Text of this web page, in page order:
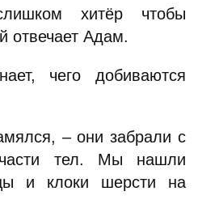
хитёр чтобы
отвечает Адам.
чего добиваются
– они забрали с
тел. Мы нашли
и клоки шерсти на